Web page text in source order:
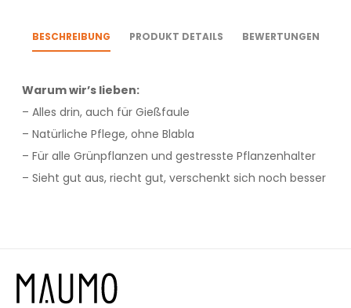
BESCHREIBUNG PRODUKT DETAILS BEWERTUNGEN
Warum wir’s lieben:
– Alles drin, auch für Gießfaule
– Natürliche Pflege, ohne Blabla
– Für alle Grünpflanzen und gestresste Pflanzenhalter
– Sieht gut aus, riecht gut, verschenkt sich noch besser